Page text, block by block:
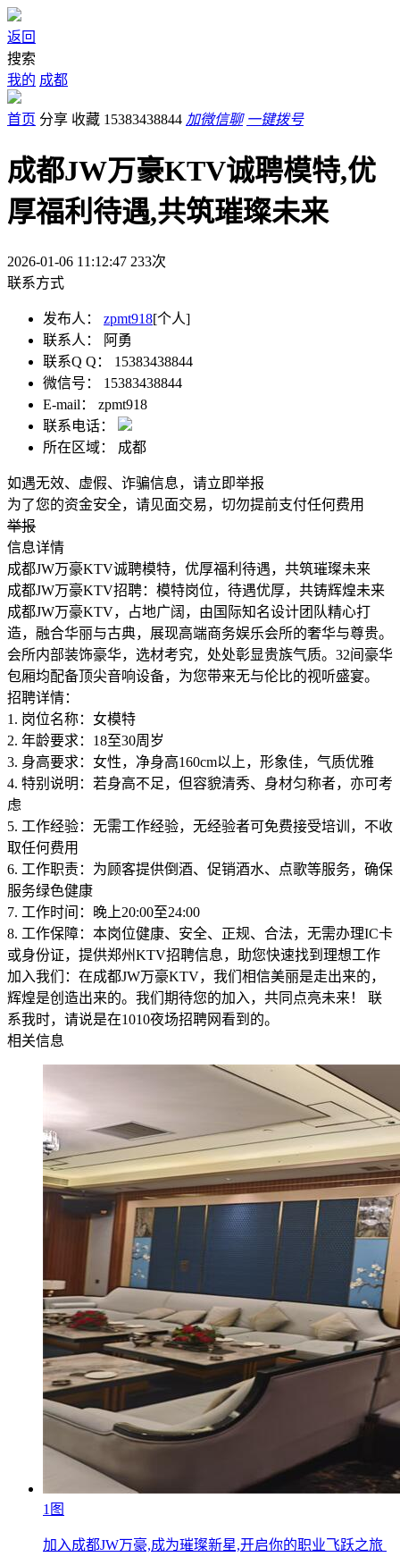
返回
搜索
我的 成都
首页 分享 收藏 15383438844 加微信聊 一键拨号
成都JW万豪KTV诚聘模特,优
厚福利待遇,共筑璀璨未来
2026-01-06 11:12:47 233次
联系方式
发布人： zpmt918[个人]
联系人：
阿勇
联系Q Q：
15383438844
微信号：
15383438844
E-mail：
zpmt918
联系电话：
所在区域：
成都
如遇无效、虚假、诈骗信息，请立即举报
为了您的资金安全，请见面交易，切勿提前支付任何费用
举报
信息详情
成都JW万豪KTV诚聘模特，优厚福利待遇，共筑璀璨未来
成都JW万豪KTV招聘：模特岗位，待遇优厚，共铸辉煌未来
成都JW万豪KTV，占地广阔，由国际知名设计团队精心打
造，融合华丽与古典，展现高端商务娱乐会所的奢华与尊贵。
会所内部装饰豪华，选材考究，处处彰显贵族气质。32间豪华
包厢均配备顶尖音响设备，为您带来无与伦比的视听盛宴。
招聘详情：
1. 岗位名称：女模特
2. 年龄要求：18至30周岁
3. 身高要求：女性，净身高160cm以上，形象佳，气质优雅
4. 特别说明：若身高不足，但容貌清秀、身材匀称者，亦可考
虑
5. 工作经验：无需工作经验，无经验者可免费接受培训，不收
取任何费用
6. 工作职责：为顾客提供倒酒、促销酒水、点歌等服务，确保
服务绿色健康
7. 工作时间：晚上20:00至24:00
8. 工作保障：本岗位健康、安全、正规、合法，无需办理IC卡
或身份证，提供郑州KTV招聘信息，助您快速找到理想工作
加入我们：在成都JW万豪KTV，我们相信美丽是走出来的，
辉煌是创造出来的。我们期待您的加入，共同点亮未来！ 联
系我时，请说是在1010夜场招聘网看到的。
相关信息
1图
加入成都JW万豪,成为璀璨新星,开启你的职业飞跃之旅